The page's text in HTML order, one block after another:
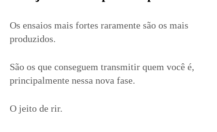
Os ensaios mais fortes raramente são os mais
produzidos.
São os que conseguem transmitir quem você é,
principalmente nessa nova fase.
O jeito de rir.